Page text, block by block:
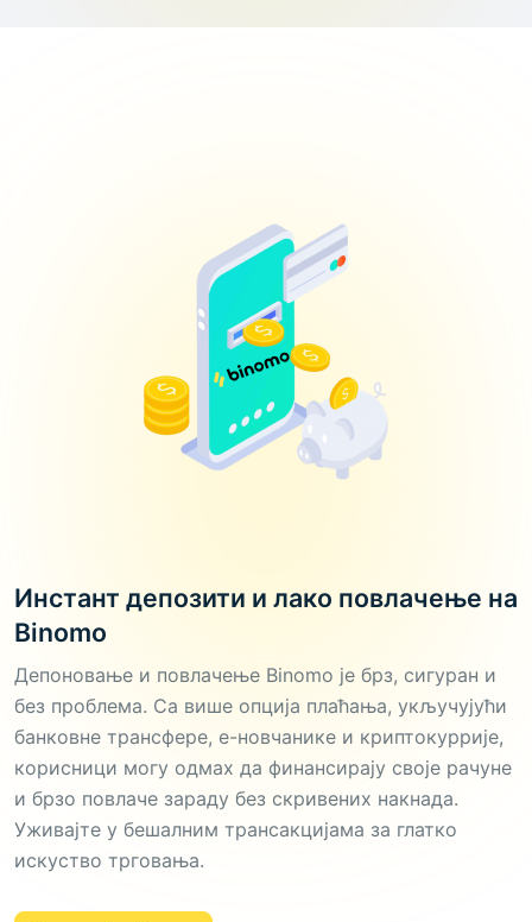
Инстант депозити и лако повлачење на
Binomo
Депоновање и повлачење Binomo је брз, сигуран и
без проблема. Са више опција плаћања, укључујући
банковне трансфере, е-новчанике и криптокуррије,
корисници могу одмах да финансирају своје рачуне
и брзо повлаче зараду без скривених накнада.
Уживајте у бешалним трансакцијама за глатко
искуство трговања.